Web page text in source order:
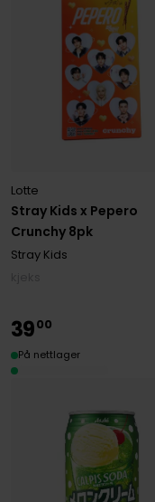
Stray Kids x Pepero
Crunchy 8pk
Lotte
Stray Kids
3900
På nettlager